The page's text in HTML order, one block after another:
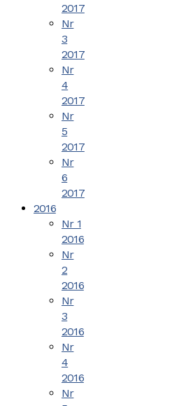
2017
Nr
3
2017
Nr
4
2017
Nr
5
2017
Nr
6
2017
2016
Nr 1
2016
Nr
2
2016
Nr
3
2016
Nr
4
2016
Nr